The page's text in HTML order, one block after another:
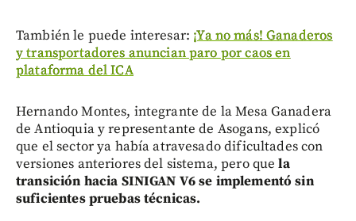
También le puede interesar: ¡Ya no más! Ganaderos
y transportadores anuncian paro por caos en
plataforma del ICA
Hernando Montes, integrante de la Mesa Ganadera
de Antioquia y representante de Asogans, explicó
que el sector ya había atravesado dificultades con
versiones anteriores del sistema, pero quela
transición hacia SINIGAN V6 se implementó sin
suficientes pruebas técnicas.